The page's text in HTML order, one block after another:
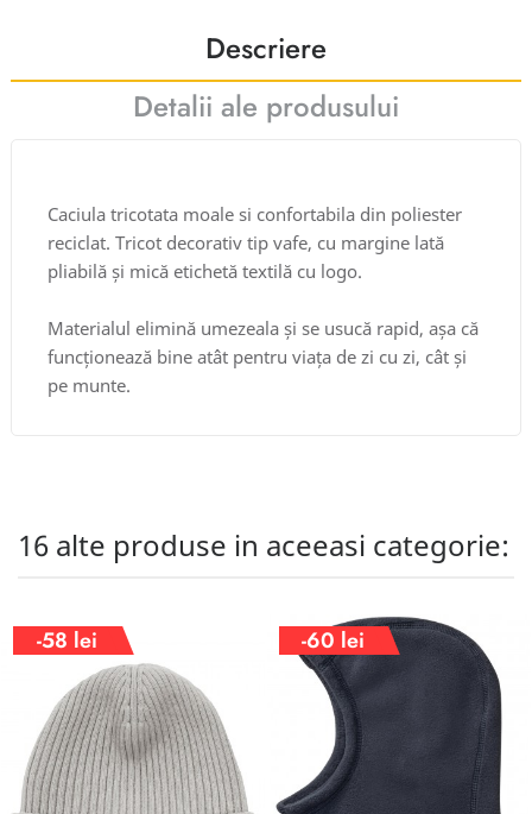
Descriere
Detalii ale produsului
Caciula tricotata moale si confortabila din poliester
reciclat. Tricot decorativ tip vafe, cu margine lată
pliabilă și mică etichetă textilă cu logo.
Materialul elimină umezeala și se usucă rapid, așa că
funcționează bine atât pentru viața de zi cu zi, cât și
pe munte.
16 alte produse in aceeasi categorie:
-58 lei -60 lei